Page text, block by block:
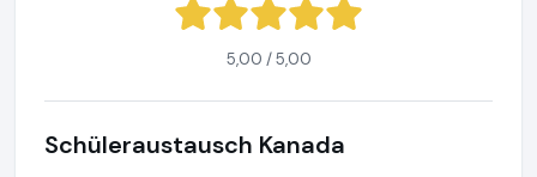
5,00 / 5,00
Schüleraustausch Kanada